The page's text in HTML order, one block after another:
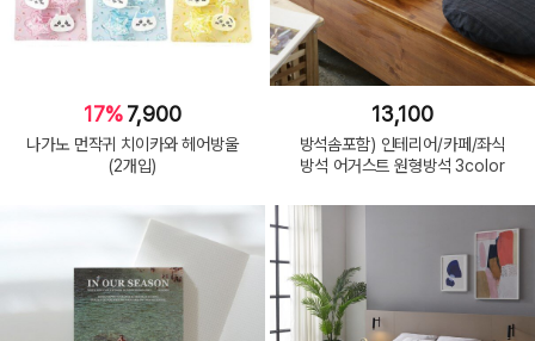
17%7,900
나가노 먼작귀 치이카와 헤어방울
(2개입)
13,100
방석솜포함) 인테리어/카페/좌식
방석 어거스트 원형방석 3color